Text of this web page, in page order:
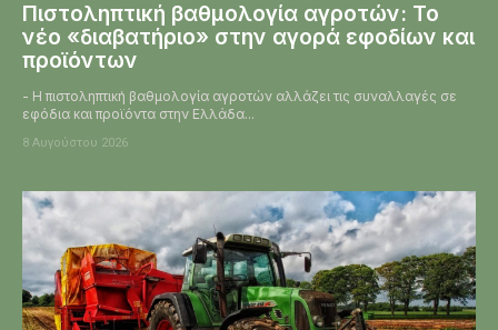
Πιστοληπτική βαθμολογία αγροτών: Το
νέο «διαβατήριο» στην αγορά εφοδίων και
προϊόντων
- Η πιστοληπτική βαθμολογία αγροτών αλλάζει τις συναλλαγές σε
εφόδια και προϊόντα στην Ελλάδα...
8 Αυγούστου 2026